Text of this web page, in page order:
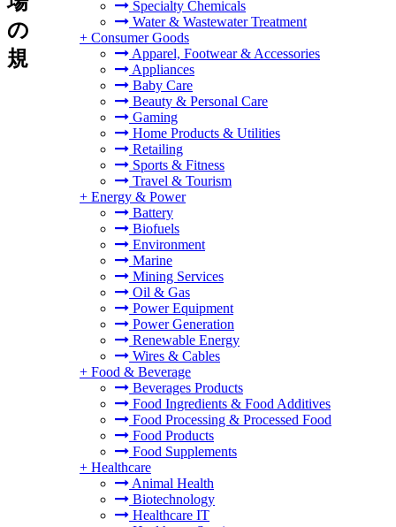
Specialty Chemicals
Water & Wastewater Treatment
+ Consumer Goods
Apparel, Footwear & Accessories
Appliances
Baby Care
Beauty & Personal Care
Gaming
Home Products & Utilities
Retailing
Sports & Fitness
Travel & Tourism
+ Energy & Power
Battery
Biofuels
Environment
Marine
Mining Services
Oil & Gas
Power Equipment
Power Generation
Renewable Energy
Wires & Cables
+ Food & Beverage
Beverages Products
Food Ingredients & Food Additives
Food Processing & Processed Food
Food Products
Food Supplements
+ Healthcare
Animal Health
Biotechnology
Healthcare IT
の
規